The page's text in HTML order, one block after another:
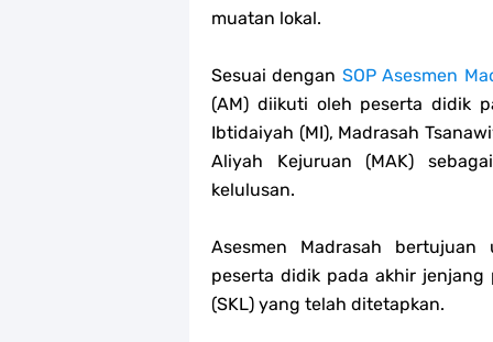
muatan lokal.
Sesuai dengan SOP Asesmen
(AM) diikuti oleh peserta didik
Ibtidaiyah (MI), Madrasah
Aliyah Kejuruan (MAK)
kelulusan.
Asesmen Madrasah
peserta didik pada akhir
(SKL) yang telah ditetapkan.